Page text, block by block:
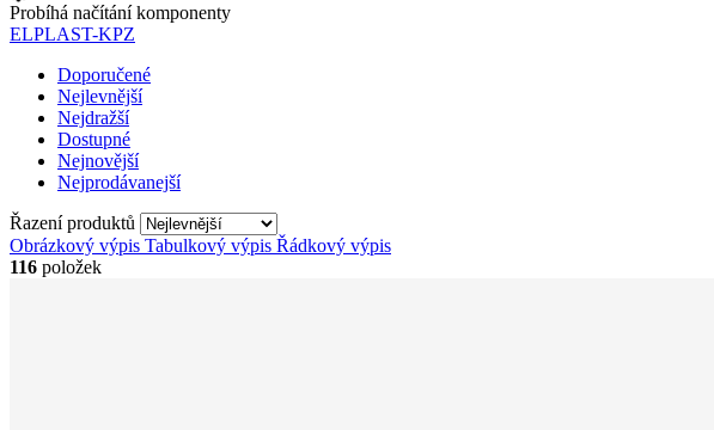
Probíhá načítání komponenty
ELPLAST-KPZ
Doporučené
Nejlevnější
Nejdražší
Dostupné
Nejnovější
Nejprodávanejší
Řazení produktů
Obrázkový výpis Tabulkový výpis Řádkový výpis
116 položek